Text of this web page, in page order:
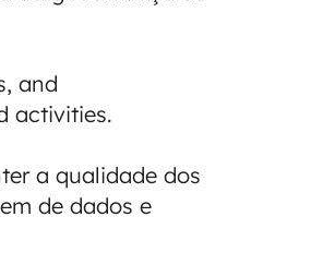
and
activities.
a qualidade dos
de dados e